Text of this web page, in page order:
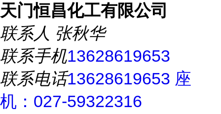
天门恒昌化工有限公司
联系人 张秋华
联系手机13628619653
联系电话13628619653 座
机：027-59322316